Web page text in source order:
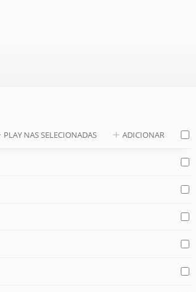
PLAY NAS SELECIONADAS ADICIONAR